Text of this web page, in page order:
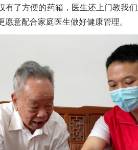
有了方便的药箱，医生还上门教我
愿意配合家庭医生做好健康管理。